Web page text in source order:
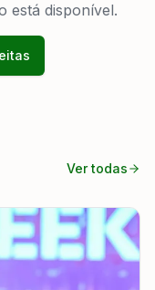
está disponível.
Ver todas